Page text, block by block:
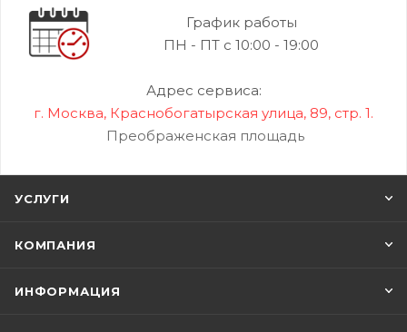
График работы
ПН - ПТ с 10:00 - 19:00
Адрес сервиса:
г. Москва, Краснобогатырская улица, 89, стр. 1.
Преображенская площадь
УСЛУГИ
КОМПАНИЯ
ИНФОРМАЦИЯ